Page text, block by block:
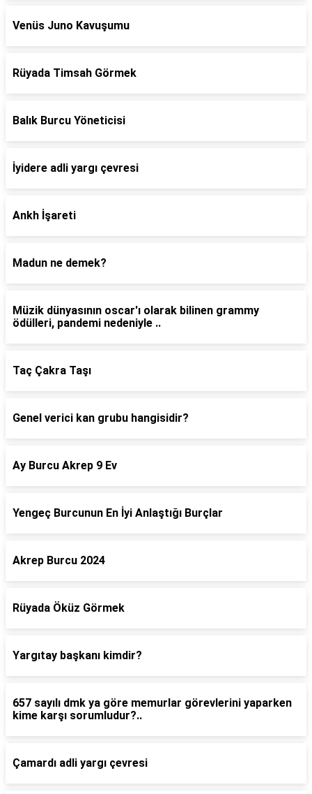
Venüs Juno Kavuşumu
Rüyada Timsah Görmek
Balık Burcu Yöneticisi
İyidere adli yargı çevresi
Ankh İşareti
Madun ne demek?
Müzik dünyasının oscar'ı olarak bilinen grammy
ödülleri, pandemi nedeniyle ..
Taç Çakra Taşı
Genel verici kan grubu hangisidir?
Ay Burcu Akrep 9 Ev
Yengeç Burcunun En İyi Anlaştığı Burçlar
Akrep Burcu 2024
Rüyada Öküz Görmek
Yargıtay başkanı kimdir?
657 sayılı dmk ya göre memurlar görevlerini yaparken
kime karşı sorumludur?..
Çamardı adli yargı çevresi